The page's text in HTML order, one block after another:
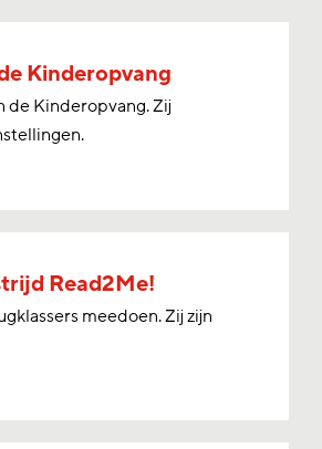
Kinderopvang
de Kinderopvang. Zij
Read2Me!
meedoen. Zij zijn